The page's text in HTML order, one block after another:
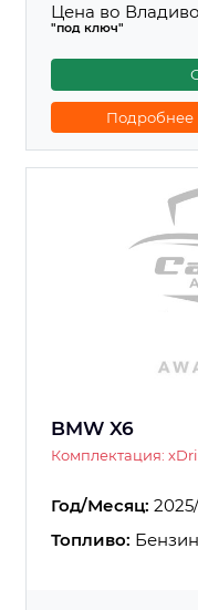
Цена во
"под ключ"
Подробнее
BMW X6
Комплектация:
Год/Месяц: 2025/
Топливо: Бензин